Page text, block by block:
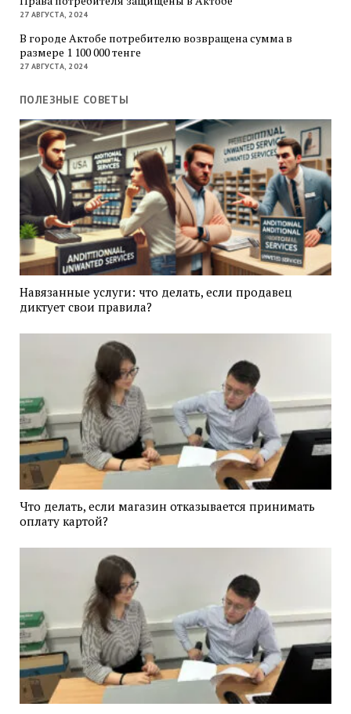
27 АВГУСТА, 2024
В городе Актобе потребителю возвращена сумма в
размере 1 100 000 тенге
27 АВГУСТА, 2024
ПОЛЕЗНЫЕ СОВЕТЫ
Навязанные услуги: что делать, если продавец
диктует свои правила?
Что делать, если магазин отказывается принимать
оплату картой?